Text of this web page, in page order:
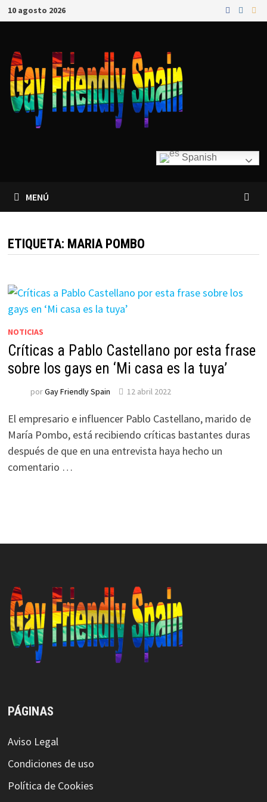
10 agosto 2026
Spanish
MENÚ
ETIQUETA: MARIA POMBO
NOTICIAS
Críticas a Pablo Castellano por esta frase
sobre los gays en ‘Mi casa es la tuya’
porGay Friendly Spain 12 abril 2022
El empresario e influencer Pablo Castellano, marido de
María Pombo, está recibiendo críticas bastantes duras
después de que en una entrevista haya hecho un
comentario …
PÁGINAS
Aviso Legal
Condiciones de uso
Política de Cookies